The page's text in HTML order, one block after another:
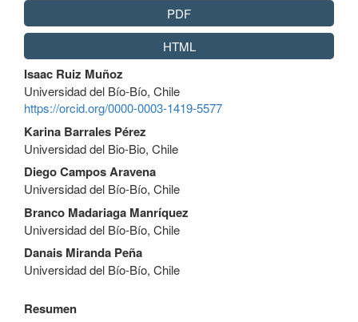
PDF
HTML
Contenido
principal
del
artículo
Isaac Ruiz Muñoz
Universidad del Bío-Bío, Chile
https://orcid.org/0000-0003-1419-5577
Karina Barrales Pérez
Universidad del Bio-Bio, Chile
Diego Campos Aravena
Universidad del Bío-Bío, Chile
Branco Madariaga Manríquez
Universidad del Bío-Bío, Chile
Danais Miranda Peña
Universidad del Bío-Bío, Chile
Resumen